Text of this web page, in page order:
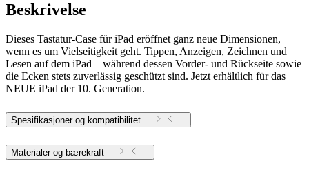
Beskrivelse
Dieses Tastatur-Case für iPad eröffnet ganz neue Dimensionen,
wenn es um Vielseitigkeit geht. Tippen, Anzeigen, Zeichnen und
Lesen auf dem iPad – während dessen Vorder- und Rückseite sowie
die Ecken stets zuverlässig geschützt sind. Jetzt erhältlich für das
NEUE iPad der 10. Generation.
Spesifikasjoner og kompatibilitet
Materialer og bærekraft